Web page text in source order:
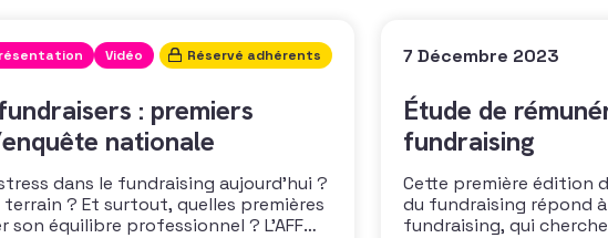
Vidéo Réservé adhérents
: premiers
nationale
dans le fundraising aujourd’hui ?
? Et surtout, quelles premières
équilibre professionnel ? L’AFF
7 Décembre 2023
Étude de
fundraising
Cette première édition
du fundraising répond
fundraising, qui